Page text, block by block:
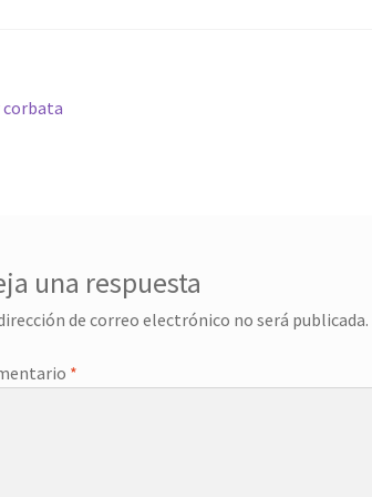
una respuesta
de correo electrónico no será publicada.
*